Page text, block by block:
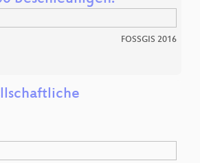
FOSSGIS 2016